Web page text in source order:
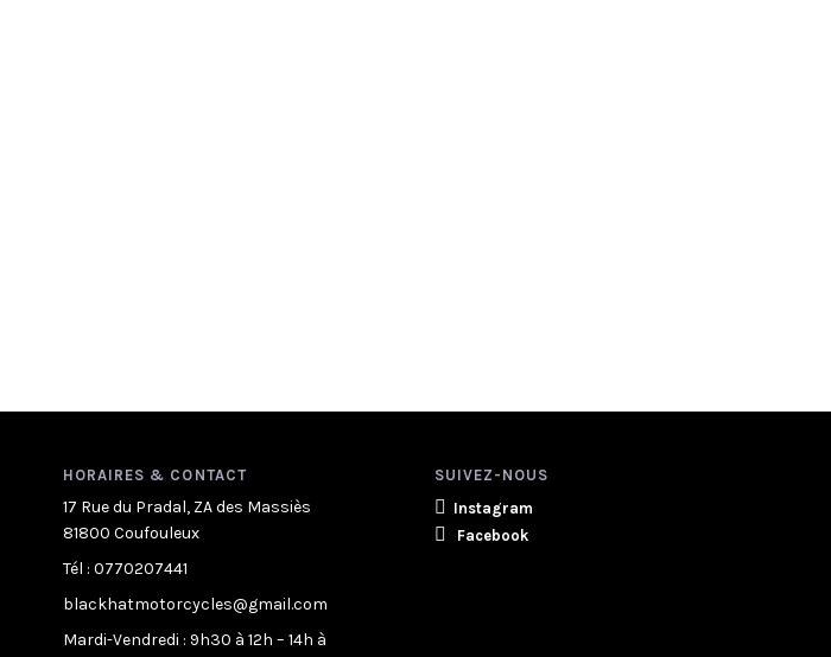
HORAIRES & CONTACT
17 Rue du Pradal, ZA des Massiès
81800 Coufouleux
Tél : 0770207441
blackhatmotorcycles@gmail.com
Mardi-Vendredi : 9h30 à 12h – 14h à
SUIVEZ-NOUS
Instagram
Facebook